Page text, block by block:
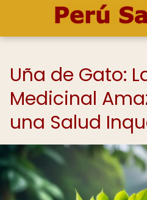
Uña de Gato:
Medicinal
una Salud